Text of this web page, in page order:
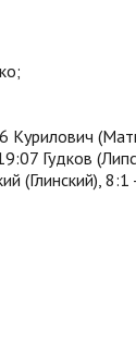
Курилович
Гудков
(Глинский),